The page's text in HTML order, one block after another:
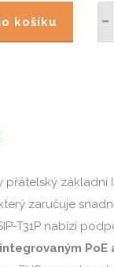
košíku
přátelský
zaručuje
T31P nabízí
PoE